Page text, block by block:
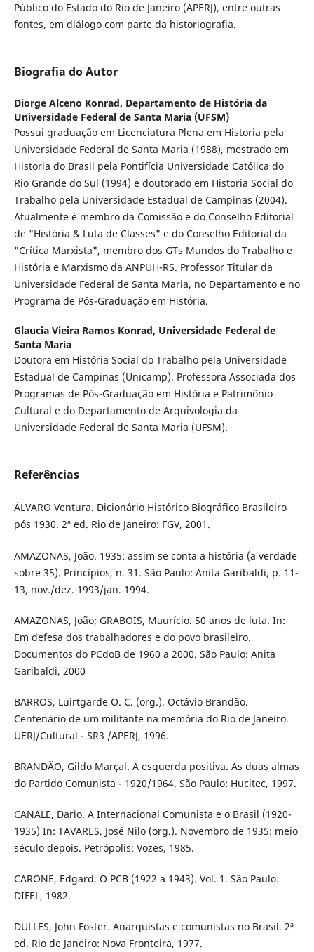
Público do Estado do Rio de Janeiro (APERJ), entre outras
fontes, em diálogo com parte da historiografia.
Biografia do Autor
Diorge Alceno Konrad, Departamento de História da
Universidade Federal de Santa Maria (UFSM)
Possui graduação em Licenciatura Plena em Historia pela
Universidade Federal de Santa Maria (1988), mestrado em
Historia do Brasil pela Pontifícia Universidade Católica do
Rio Grande do Sul (1994) e doutorado em Historia Social do
Trabalho pela Universidade Estadual de Campinas (2004).
Atualmente é membro da Comissão e do Conselho Editorial
de "História & Luta de Classes" e do Conselho Editorial da
"Crítica Marxista", membro dos GTs Mundos do Trabalho e
História e Marxismo da ANPUH-RS. Professor Titular da
Universidade Federal de Santa Maria, no Departamento e no
Programa de Pós-Graduação em História.
Glaucia Vieira Ramos Konrad, Universidade Federal de
Santa Maria
Doutora em História Social do Trabalho pela Universidade
Estadual de Campinas (Unicamp). Professora Associada dos
Programas de Pós-Graduação em História e Patrimônio
Cultural e do Departamento de Arquivologia da
Universidade Federal de Santa Maria (UFSM).
Referências
ÁLVARO Ventura. Dicionário Histórico Biográfico Brasileiro
pós 1930. 2ª ed. Rio de Janeiro: FGV, 2001.
AMAZONAS, João. 1935: assim se conta a história (a verdade
sobre 35). Princípios, n. 31. São Paulo: Anita Garibaldi, p. 11-
13, nov./dez. 1993/jan. 1994.
AMAZONAS, João; GRABOIS, Maurício. 50 anos de luta. In:
Em defesa dos trabalhadores e do povo brasileiro.
Documentos do PCdoB de 1960 a 2000. São Paulo: Anita
Garibaldi, 2000
BARROS, Luirtgarde O. C. (org.). Octávio Brandão.
Centenário de um militante na memória do Rio de Janeiro.
UERJ/Cultural - SR3 /APERJ, 1996.
BRANDÃO, Gildo Marçal. A esquerda positiva. As duas almas
do Partido Comunista - 1920/1964. São Paulo: Hucitec, 1997.
CANALE, Dario. A Internacional Comunista e o Brasil (1920-
1935) In: TAVARES, José Nilo (org.). Novembro de 1935: meio
século depois. Petrópolis: Vozes, 1985.
CARONE, Edgard. O PCB (1922 a 1943). Vol. 1. São Paulo:
DIFEL, 1982.
DULLES, John Foster. Anarquistas e comunistas no Brasil. 2ª
ed. Rio de Janeiro: Nova Fronteira, 1977.